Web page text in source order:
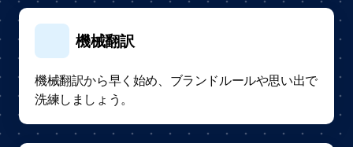
機械翻訳
機械翻訳から早く始め、ブランドルールや思い出で
洗練しましょう。